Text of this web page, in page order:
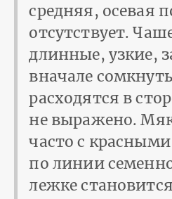
средняя, осевая
отсутствует.
длинные, узкие,
вначале
расходятся в
не выражено.
часто с
по линии
лежке